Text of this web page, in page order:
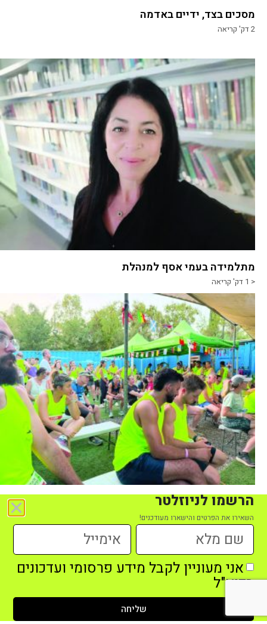
מסכים בצד, ידיים באדמה
2דק' קריאה
מתלמידה בעמי אסף למנהלת
< 1 דק' קריאה
מירוץ לילה חורשת הבנים
< 1 דק' קריאה
הרשמו לניוזלטר
השאירו את הפרטים והישארו מעודכנים!
אני מעוניין לקבל מידע פרסומי ועדכונים
בדוא"ל
שליחה